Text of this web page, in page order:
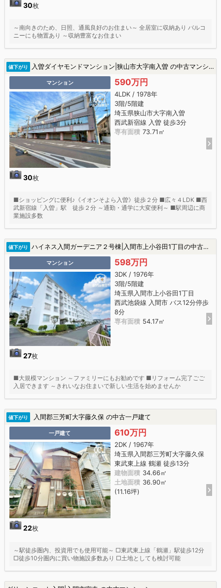
30枚
～南向きのため、日照、通風良好のお住まい～ 全居室に収納あり バルコ
ニーにも物置あり ～収納豊富なお住まい
値下がり 入曽ダイヤモンドマンション|狭山市大字南入曽 の中古マンション
マンション
30枚
590万円
4LDK / 1978年
3階/5階建
埼玉県狭山市大字南入曽
西武新宿線 入曽 徒歩3分
専有面積 73.71㎡
■ショッピングに便利♪《イオンそよら入曽》徒歩２分 ■広々４LDK ■西
武新宿線「入曽」駅 徒歩２分 ～通勤・通学に大変便利～ ■駅周辺に商
業施設多数
値下がり ハイネス入間ガーデニア２号棟|入間市上小谷田1丁目の中古マンション
マンション
27枚
598万円
3DK / 1976年
3階/5階建
埼玉県入間市上小谷田1丁目
西武池袋線 入間市 バス12分停歩
8分
専有面積 54.17㎡
■大規模マンション ～ファミリーにもお勧めです ■リフォーム完了ごご
入居できます ～きれいなお住まいで新しい生活を始めませんか
値下がり 入間郡三芳町大字藤久保 の中古一戸建て
一戸建て
22枚
610万円
2DK / 1967年
埼玉県入間郡三芳町大字藤久保
東武東上線 鶴瀬 徒歩13分
建物面積 34.66㎡
土地面積 36.90㎡
(11.16坪)
～駅徒歩圏内、投資用でも使用可能～ □東武東上線「鶴瀬」駅徒歩12分
□徒歩10分圏内に買い物施設多数あり □土地としても検討可能